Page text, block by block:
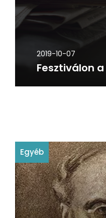
2019-10-07
Fesztiválon
Egyéb